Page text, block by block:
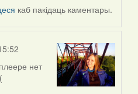
каб пакідаць каментары.
нет